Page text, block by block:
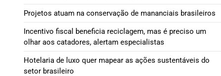
Projetos atuam na conservação de mananciais brasileiros
Incentivo fiscal beneficia reciclagem, mas é preciso um
olhar aos catadores, alertam especialistas
Hotelaria de luxo quer mapear as ações sustentáveis do
setor brasileiro